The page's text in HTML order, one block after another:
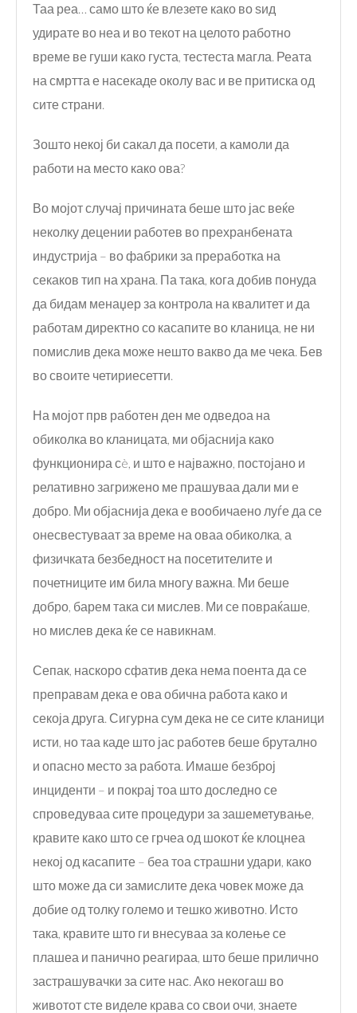
Таа реа… само што ќе влезете како во ѕид
удирате во неа и во текот на целото работно
време ве гуши како густа, тестеста магла. Реата
на смртта е насекаде околу вас и ве притиска од
сите страни.
Зошто некој би сакал да посети, а камоли да
работи на место како ова?
Во мојот случај причината беше што јас веќе
неколку децении работев во прехранбената
индустрија – во фабрики за преработка на
секаков тип на храна. Па така, кога добив понуда
да бидам менаџер за контрола на квалитет и да
работам директно со касапите во кланица, не ни
помислив дека може нешто вакво да ме чека. Бев
во своите четириесетти.
На мојот прв работен ден ме одведоа на
обиколка во кланицата, ми објаснија како
функционира сè, и што е најважно, постојано и
релативно загрижено ме прашуваа дали ми е
добро. Ми објаснија дека е вообичаено луѓе да се
онесвестуваат за време на оваа обиколка, а
физичката безбедност на посетителите и
почетниците им била многу важна. Ми беше
добро, барем така си мислев. Ми се повраќаше,
но мислев дека ќе се навикнам.
Сепак, наскоро сфатив дека нема поента да се
преправам дека е ова обична работа како и
секоја друга. Сигурна сум дека не се сите кланици
исти, но таа каде што јас работев беше брутално
и опасно место за работа. Имаше безброј
инциденти – и покрај тоа што доследно се
спроведуваа сите процедури за зашеметување,
кравите како што се грчеа од шокот ќе клоцнеа
некој од касапите – беа тоа страшни удари, како
што може да си замислите дека човек може да
добие од толку големо и тешко животно. Исто
така, кравите што ги внесуваа за колење се
плашеа и панично реагираа, што беше прилично
застрашувачки за сите нас. Ако некогаш во
животот сте виделе крава со свои очи, знаете